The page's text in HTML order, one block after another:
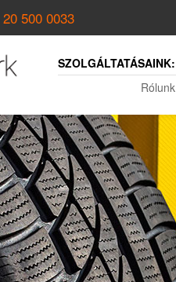
500 0033
SZOLGÁLTATÁSAINK:
Rólunk